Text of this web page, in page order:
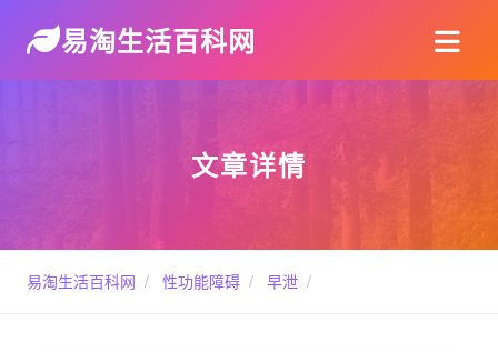
易淘生活百科网
文章详情
易淘生活百科网 / 性功能障碍 / 早泄 /